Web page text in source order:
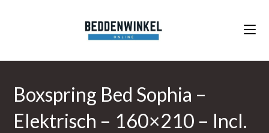
Boxspring Bed Sophia –
Elektrisch – 160×210 – Incl.